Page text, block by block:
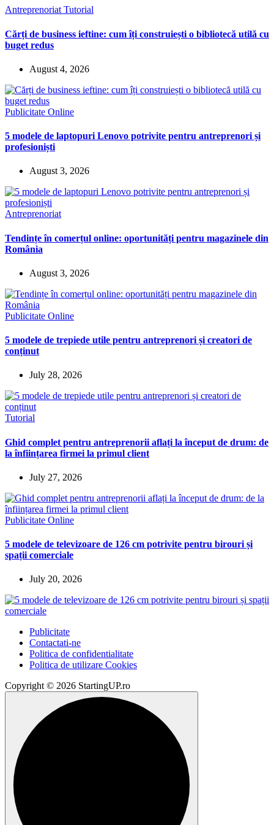
Antreprenoriat Tutorial
Cărți de business ieftine: cum îți construiești o bibliotecă utilă cu
buget redus
August 4, 2026
Publicitate Online
5 modele de laptopuri Lenovo potrivite pentru antreprenori și
profesioniști
August 3, 2026
Antreprenoriat
Tendințe în comerțul online: oportunități pentru magazinele din
România
August 3, 2026
Publicitate Online
5 modele de trepiede utile pentru antreprenori și creatori de
conținut
July 28, 2026
Tutorial
Ghid complet pentru antreprenorii aflați la început de drum: de
la înființarea firmei la primul client
July 27, 2026
Publicitate Online
5 modele de televizoare de 126 cm potrivite pentru birouri și
spații comerciale
July 20, 2026
Publicitate
Contactati-ne
Politica de confidentialitate
Politica de utilizare Cookies
Copyright © 2026 StartingUP.ro